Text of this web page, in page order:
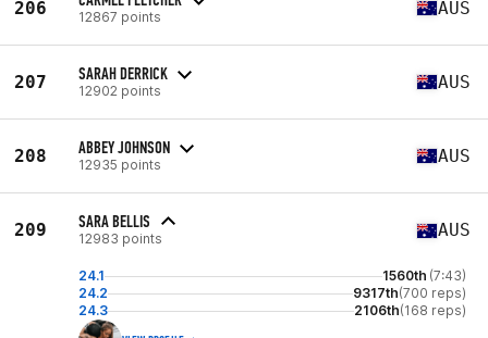
206 12867 points AUS
207 SARAH DERRICK
12902 points AUS
208 ABBEY JOHNSON
12935 points AUS
209 SARA BELLIS
12983 points AUS
24.1 1560th (7:43)
24.2
9317th(700 reps)
24.3
2106th(168 reps)